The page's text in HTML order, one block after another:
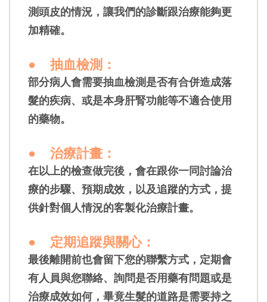
測頭皮的情況，讓我們的診斷跟治療能夠更
加精確。
● 抽血檢測 ：
部分病人會需要抽血檢測是否有合併造成落
髮的疾病、或是本身肝腎功能等不適合使用
的藥物。
● 治療計畫 ：
在以上的檢查做完後，會在跟你一同討論治
療的步驟、預期成效，以及追蹤的方式， 提
供針對個人情況的客製化治療計畫。
● 定期追蹤與關心：
最後離開前也會留下您的聯繫方式，定期會
有人員與您聯絡、詢問是否用藥有問題或是
治療成效如何，畢竟生髮的道路是需要持之